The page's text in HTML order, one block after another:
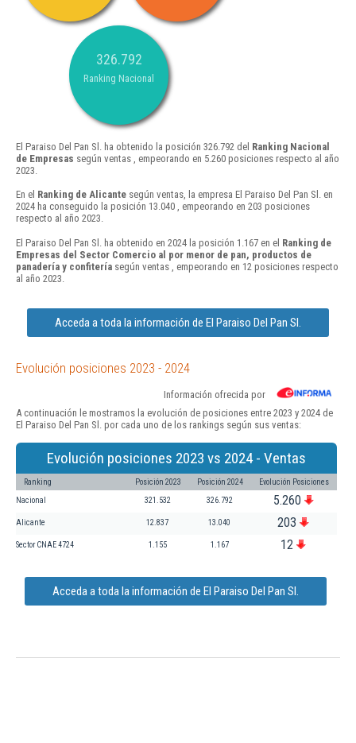
326.792
Ranking Nacional
El Paraiso Del Pan Sl. ha obtenido la posición 326.792 del Ranking Nacional
de Empresas según ventas , empeorando en 5.260 posiciones respecto al año
2023.
En el Ranking de Alicante según ventas, la empresa El Paraiso Del Pan Sl. en
2024 ha conseguido la posición 13.040 , empeorando en 203 posiciones
respecto al año 2023.
El Paraiso Del Pan Sl. ha obtenido en 2024 la posición 1.167 en el Ranking de
Empresas del Sector Comercio al por menor de pan, productos de
panadería y confitería según ventas , empeorando en 12 posiciones respecto
al año 2023.
Acceda a toda la información de El Paraiso Del Pan Sl.
Evolución posiciones 2023 - 2024
Información ofrecida por
A continuación le mostramos la evolución de posiciones entre 2023 y 2024 de
El Paraiso Del Pan Sl. por cada uno de los rankings según sus ventas:
Evolución posiciones 2023 vs 2024 - Ventas
Ranking Posición 2023 Posición 2024 Evolución Posiciones
Nacional 321.532 326.792 5.260
Alicante 12.837 13.040 203
Sector CNAE 4724 1.155 1.167 12
Acceda a toda la información de El Paraiso Del Pan Sl.